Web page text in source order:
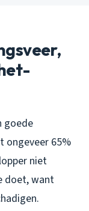
goede
ongeveer 65%
niet
doet, want